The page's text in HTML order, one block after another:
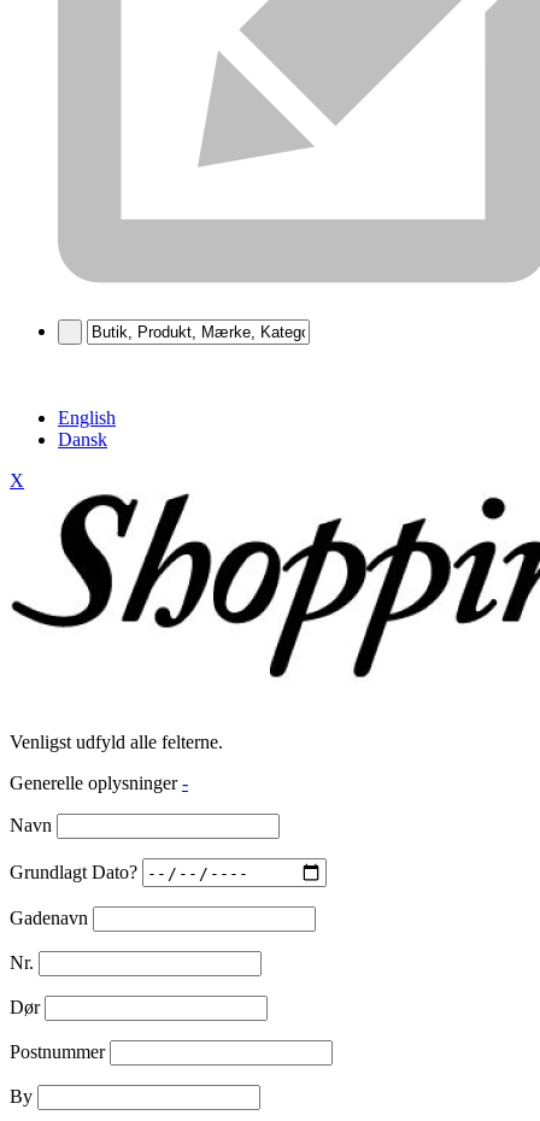
English
Dansk
X
Venligst udfyld alle felterne.
Generelle oplysninger -
Navn
Grundlagt Dato?
Gadenavn
Nr.
Dør
Postnummer
By